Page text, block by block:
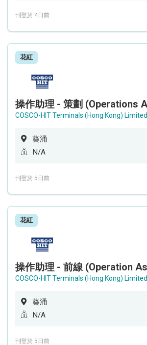
刊登於 4日前
花紅
COSCO-HIT Terminals (Hong Kong) Limited
葵涌
N/A
刊登於 5日前
花紅
COSCO-HIT Terminals (Hong Kong) Limited
葵涌
N/A
刊登於 5日前